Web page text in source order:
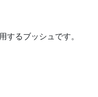
るブッシュです。